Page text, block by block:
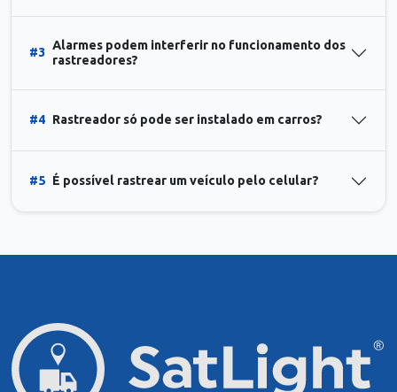
#3
Alarmes podem interferir no funcionamento dos
rastreadores?
#4 Rastreador só pode ser instalado em carros?
#5 É possível rastrear um veículo pelo celular?